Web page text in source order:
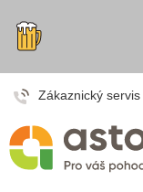
Zákaznický servis